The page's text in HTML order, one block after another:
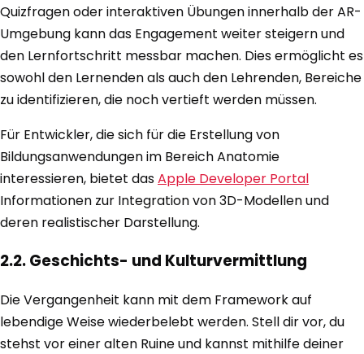
Quizfragen oder interaktiven Übungen innerhalb der AR-
Umgebung kann das Engagement weiter steigern und
den Lernfortschritt messbar machen. Dies ermöglicht es
sowohl den Lernenden als auch den Lehrenden, Bereiche
zu identifizieren, die noch vertieft werden müssen.
Für Entwickler, die sich für die Erstellung von
Bildungsanwendungen im Bereich Anatomie
interessieren, bietet dasApple Developer Portal
Informationen zur Integration von 3D-Modellen und
deren realistischer Darstellung.
2.2. Geschichts- und Kulturvermittlung
Die Vergangenheit kann mit dem Framework auf
lebendige Weise wiederbelebt werden. Stell dir vor, du
stehst vor einer alten Ruine und kannst mithilfe deiner